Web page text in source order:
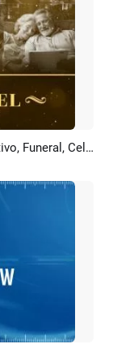
Partículas De Oro, Homenaje Conmemorativo, Funeral, Celebración De La Vida, Cronología, Historia, Collage Fotográfico, Presentación De Diapositivas